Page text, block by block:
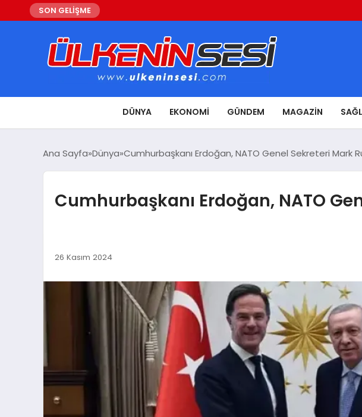
SON GELİŞME
DÜNYA EKONOMI GÜNDEM MAGAZIN
Ana Sayfa Dünya Cumhurbaşkanı Erdoğan, NATO Genel Sekreteri Mark
Cumhurbaşkanı Erdoğan, NATO
26 Kasım 2024